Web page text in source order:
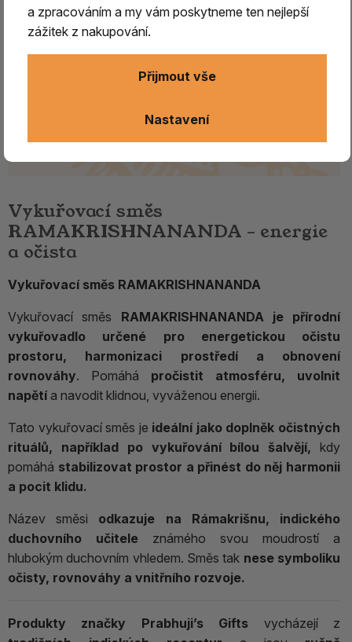
Vykuřovací směs
RAMAKRISHNANANDA – energie
a očista
Vykuřovací směs RAMAKRISHNANANDA
Vykuřovací směs RAMAKRISHNANANDA je přírodní
vykuřovadlo určené pro energetickou očistu
prostoru, harmonizaci prostředí a obnovení
rovnováhy. Pomáhá pročistit atmosféru, uvolnit
napětí a navodit klidnou, vyváženou energii.
Tato vykuřovací směs je ideální jako doplněk očistných
rituálů, například po vykuřování bílou šalvějí, kdy
pomáhá stabilizovat prostor a přinést do něj harmonii
a pocit klidu.
Název směsi odkazuje na Rámakrišnu, indického
duchovního učitele známého svou moudrostí a
hlubokým duchovním vhledem. Směs tak nese symboliku
očisty, rovnováhy a vnitřního rozvoje.
Produkty značky Prabhuji’s Gifts vycházejí z
a zpracováním a my vám poskytneme ten nejlepší
zážitek z nakupování.
Nastavení
Přijmout vše